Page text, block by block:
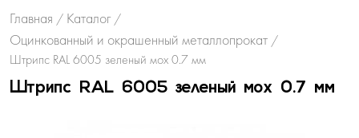
Главная / Каталог /
Оцинкованный и окрашенный металлопрокат /
Штрипс RAL 6005 зеленый мох 0.7 мм
Штрипс RAL 6005 зеленый мох 0.7 мм